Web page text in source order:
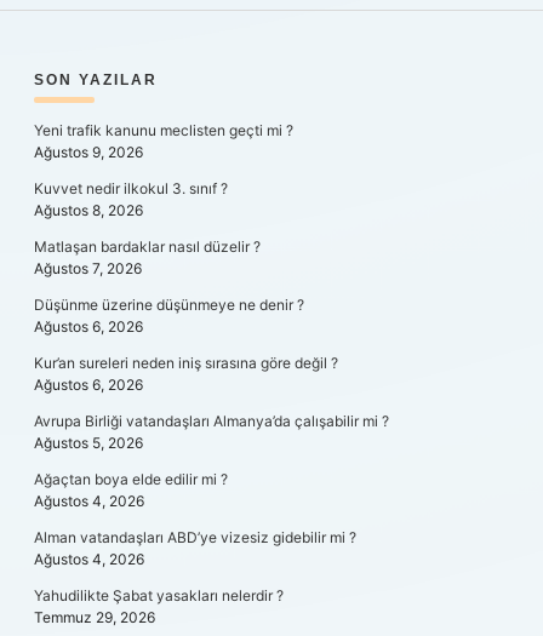
SIDEBAR
SON YAZILAR
Yeni trafik kanunu meclisten geçti mi ?
Ağustos 9, 2026
Kuvvet nedir ilkokul 3. sınıf ?
Ağustos 8, 2026
Matlaşan bardaklar nasıl düzelir ?
Ağustos 7, 2026
Düşünme üzerine düşünmeye ne denir ?
Ağustos 6, 2026
Kur’an sureleri neden iniş sırasına göre değil ?
Ağustos 6, 2026
Avrupa Birliği vatandaşları Almanya’da çalışabilir mi ?
Ağustos 5, 2026
Ağaçtan boya elde edilir mi ?
Ağustos 4, 2026
Alman vatandaşları ABD’ye vizesiz gidebilir mi ?
Ağustos 4, 2026
Yahudilikte Şabat yasakları nelerdir ?
Temmuz 29, 2026